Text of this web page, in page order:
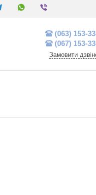
(063) 153-
(067) 153-
Замовити